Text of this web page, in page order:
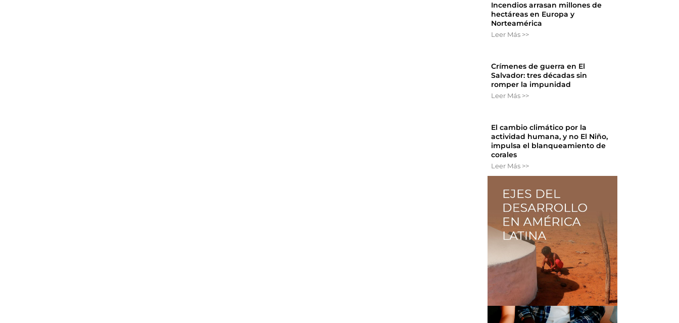
Incendios arrasan millones de
hectáreas en Europa y
Norteamérica
Leer Más >>
Crímenes de guerra en El
Salvador: tres décadas sin
romper la impunidad
Leer Más >>
El cambio climático por la
actividad humana, y no El Niño,
impulsa el blanqueamiento de
corales
Leer Más >>